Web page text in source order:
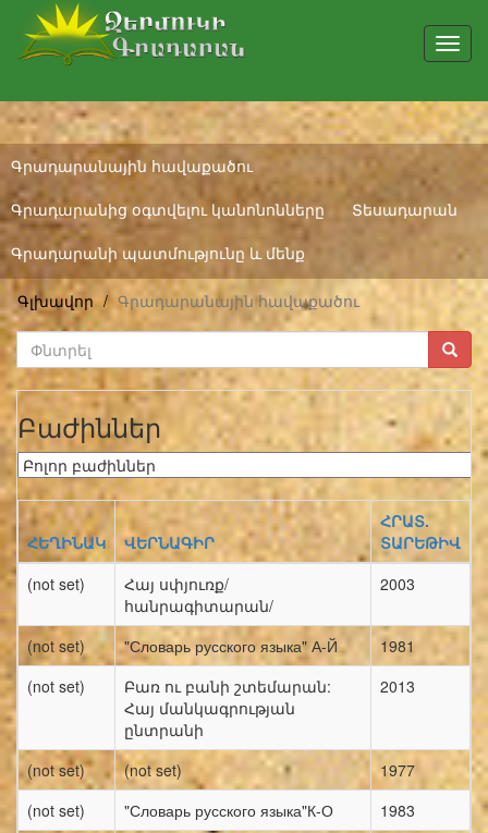
Գրադարանային հավաքածու
Գրադարանից օգտվելու կանոնոնները
Տեսադարան
Գրադարանի պատմությունը և մենք
Գլխավոր Գրադարանային հավաքածու
Բաժիններ
ՀԵՂԻՆԱԿ ՎԵՐՆԱԳԻՐ
ՀՐԱՏ.
ՏԱՐԵԹԻՎ
(not set)
Հայ սփյուռք/
հանրագիտարան/
2003
(not set) "Словарь русского языка" А-Й
1981
(not set)
Բառ ու բանի շտեմարան:
Հայ մանկագրության
ընտրանի
2013
(not set) (not set)
1977
(not set)
"Словарь русского языка"К-О
1983